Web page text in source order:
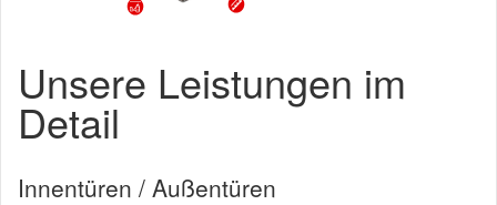
Unsere Leistungen im
Detail
Innentüren / Außentüren